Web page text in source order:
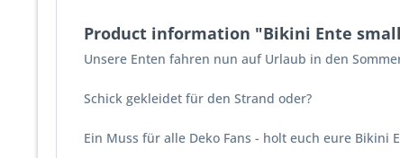
Product information "Bikini Ente
Unsere Enten fahren nun auf Urlaub in den
Schick gekleidet für den Strand oder?
Ein Muss für alle Deko Fans - holt euch eure Bikini